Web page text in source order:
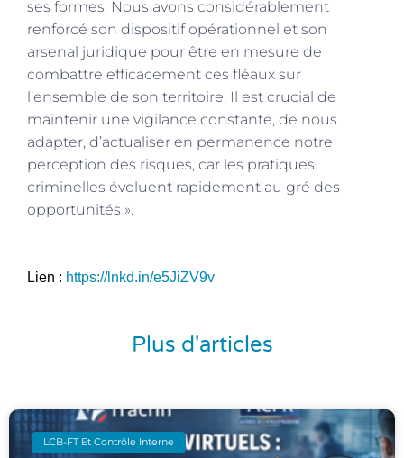
ses formes. Nous avons considérablement
renforcé son dispositif opérationnel et son
arsenal juridique pour être en mesure de
combattre efficacement ces fléaux sur
l’ensemble de son territoire. Il est crucial de
maintenir une vigilance constante, de nous
adapter, d’actualiser en permanence notre
perception des risques, car les pratiques
criminelles évoluent rapidement au gré des
opportunités ».
Lien : https://lnkd.in/e5JiZV9v
Plus d'articles
LCB-FT Et Contrôle Interne